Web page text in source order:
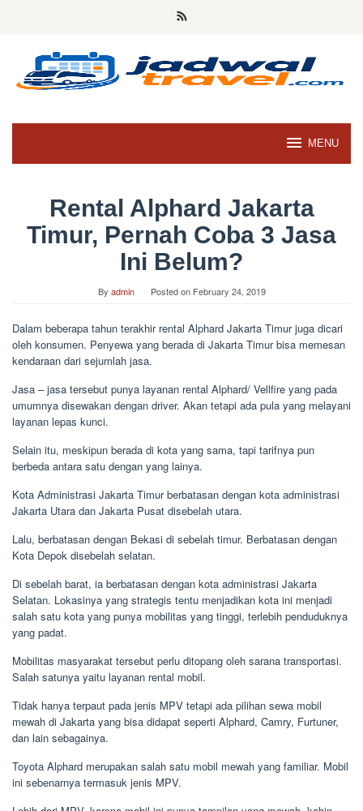
MENU
Rental Alphard Jakarta
Timur, Pernah Coba 3 Jasa
Ini Belum?
By admin Posted on February 24, 2019
Dalam beberapa tahun terakhir rental Alphard Jakarta Timur juga dicari
oleh konsumen. Penyewa yang berada di Jakarta Timur bisa memesan
kendaraan dari sejumlah jasa.
Jasa – jasa tersebut punya layanan rental Alphard/ Vellfire yang pada
umumnya disewakan dengan driver. Akan tetapi ada pula yang melayani
layanan lepas kunci.
Selain itu, meskipun berada di kota yang sama, tapi tarifnya pun
berbeda antara satu dengan yang lainya.
Kota Administrasi Jakarta Timur berbatasan dengan kota administrasi
Jakarta Utara dan Jakarta Pusat disebelah utara.
Lalu, berbatasan dengan Bekasi di sebelah timur. Berbatasan dengan
Kota Depok disebelah selatan.
Di sebelah barat, ia berbatasan dengan kota administrasi Jakarta
Selatan. Lokasinya yang strategis tentu menjadikan kota ini menjadi
salah satu kota yang punya mobilitas yang tinggi, terlebih penduduknya
yang padat.
Mobilitas masyarakat tersebut perlu ditopang oleh sarana transportasi.
Salah satunya yaitu layanan rental mobil.
Tidak hanya terpaut pada jenis MPV tetapi ada pilihan sewa mobil
mewah di Jakarta yang bisa didapat seperti Alphard, Camry, Furtuner,
dan lain sebagainya.
Toyota Alphard merupakan salah satu mobil mewah yang familiar. Mobil
ini sebenarnya termasuk jenis MPV.